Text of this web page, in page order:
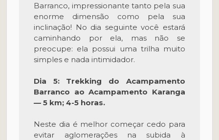
Barranco, impressionante tanto pela sua
enorme dimensão como pela sua
inclinação! No dia seguinte você estará
caminhando por ela, mas não se
preocupe: ela possui uma trilha muito
simples e nada intimidador.
Dia 5: Trekking do Acampamento
Barranco ao Acampamento Karanga
— 5 km; 4-5 horas.
Neste dia é melhor começar cedo para
evitar aglomerações na subida à